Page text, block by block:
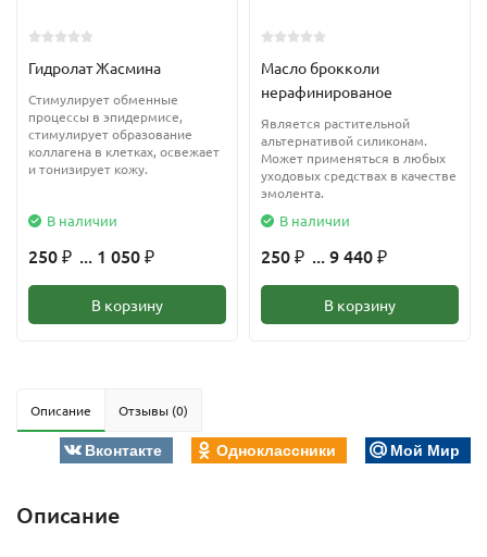
Гидролат Жасмина
Стимулирует обменные
процессы в эпидермисе,
стимулирует образование
коллагена в клетках, освежает
и тонизирует кожу.
В наличии
250 ₽ ... 1 050 ₽
В корзину
Масло брокколи
нерафинированое
Является растительной
альтернативой силиконам.
Может применяться в любых
уходовых средствах в качестве
эмолента.
В наличии
250 ₽ ... 9 440 ₽
В корзину
Описание Отзывы (0)
Вконтакте Одноклассники Мой Мир
Описание